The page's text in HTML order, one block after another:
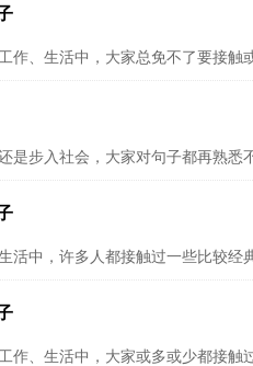
作、生活中，大家总免不了要接
是步入社会，大家对句子都再熟
活中，许多人都接触过一些比较
作、生活中，大家或多或少都接